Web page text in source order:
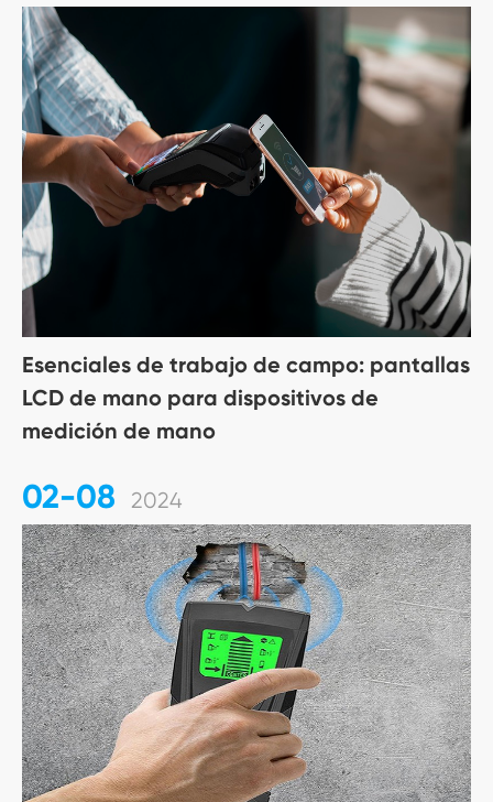
Esenciales de trabajo de campo: pantallas
LCD de mano para dispositivos de
medición de mano
02-08 2024